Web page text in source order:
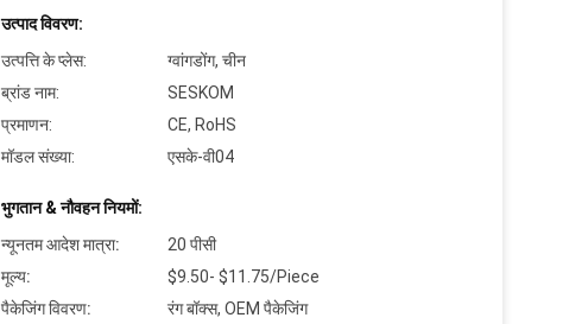
उत्पाद विवरण:
उत्पत्ति के प्लेस:
ग्वांगडोंग, चीन
ब्रांड नाम:
SESKOM
प्रमाणन:
CE, RoHS
मॉडल संख्या:
एसके-वी04
भुगतान & नौवहन नियमों:
न्यूनतम आदेश मात्रा:
20 पीसी
मूल्य:
$9.50- $11.75/Piece
पैकेजिंग विवरण:
रंग बॉक्स, OEM पैकेजिंग